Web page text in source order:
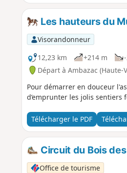
Les hauteurs du
Visorandonneur
12,23 km
+214 m
Départ à Ambazac (Haute-
Pour démarrer en douceur
d’emprunter les jolis
Télécharger le PDF
Circuit du Bois
Office de tourisme